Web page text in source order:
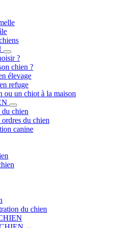
?
chien ?
élevage
refuge
ou un chiot à la maison
du chien
du chien
canine
du chien